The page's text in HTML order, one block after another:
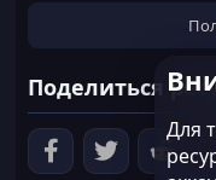
д
Поделиться
Для